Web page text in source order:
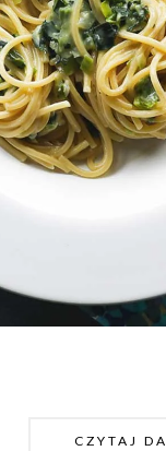
CZYTAJ